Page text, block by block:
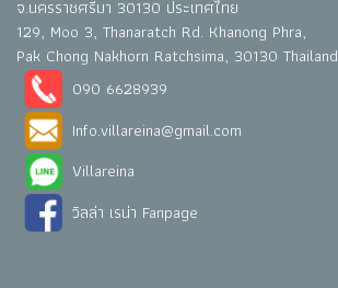
จ.นครราชศรีมา 30130 ประเทศไทย
129, Moo 3, Thanaratch Rd. Khanong Phra,
Pak Chong Nakhorn Ratchsima, 30130 Thailand
090 6628939
Info.villareina@gmail.com
Villareina
วิลล่า เรน่า Fanpage